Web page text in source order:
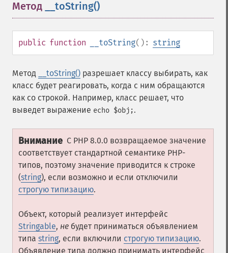
Метод __toString()
public function __toString(): string
Метод __toString() разрешает классу выбирать, как
класс будет реагировать, когда с ним обращаются
как со строкой. Например, класс решает, что
выведет выражение echo $obj;.
Внимание С PHP 8.0.0 возвращаемое значение
соответствует стандартной семантике PHP-
типов, поэтому значение приводится к строке
(string), если возможно и если отключили
строгую типизацию.
Объект, который реализует интерфейс
Stringable, не будет приниматься объявлением
типа string, если включили строгую типизацию.
Объявление типа должно принимать интерфейс